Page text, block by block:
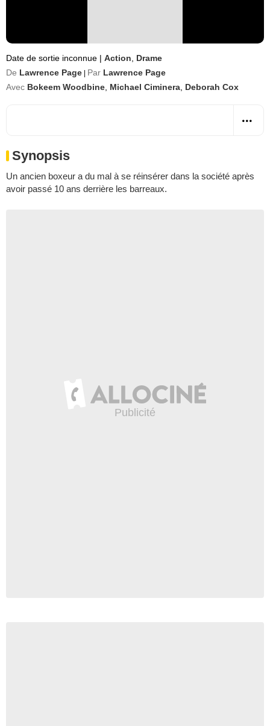
Date de sortie inconnue | Action
Drame
De Lawrence Page Par Lawrence Page
Avec Bokeem Woodbine Michael Ciminera Deborah Cox
Synopsis
Un ancien boxeur a du mal à se réinsérer dans la société après
avoir passé 10 ans derrière les barreaux.